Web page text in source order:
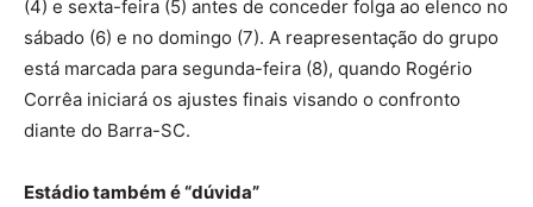
(4) e sexta-feira (5) antes de conceder folga ao elenco no
sábado (6) e no domingo (7). A reapresentação do grupo
está marcada para segunda-feira (8), quando Rogério
Corrêa iniciará os ajustes finais visando o confronto
diante do Barra-SC.
Estádio também é “dúvida”